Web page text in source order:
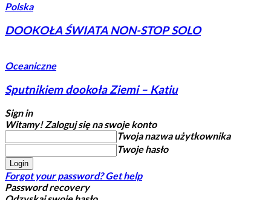
Polska
DOOKOŁA ŚWIATA NON-STOP SOLO
Oceaniczne
Sputnikiem dookoła Ziemi – Katiu
Sign in
Witamy! Zaloguj się na swoje konto
Twoja nazwa użytkownika
Twoje hasło
Forgot your password? Get help
Password recovery